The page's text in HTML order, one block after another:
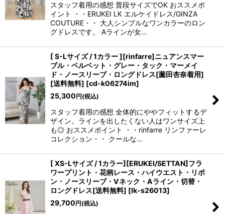
スタッフ着用の感想 普段サイズでOK おススメポ
イント ・・ERUKEI LK エルケイドレス/GINZA
COUTURE・・ 大人シンプルなワンカラーのロン
グドレスです。 Aラインが女…
[ S-Lサイズ / 1カラー ][rinfarre]ニュアンスマー
ブル・ベルベット・グレー・タック・マーメイ
ド・ノースリーブ・ロングドレス[薗田杏奈着用]
[送料無料] [cd-k06274im]
25,300円(税込)
スタッフ着用の感想 全体的にややフィットするデ
ザイン。ラインを出したくない人はワンサイズ上
も◎ おススメポイント ・・rinfarre リンファーレ
コレクション・・ クールな…
[ XS-Lサイズ / 1カラー][ERUKEI/SETTAN]フラ
ワープリント・花柄レース・ハイウエスト・リボ
ン・ノースリーブ・Vネック・Aライン・切替・
ロングドレス[送料無料] [lk-s26013]
29,700円(税込)